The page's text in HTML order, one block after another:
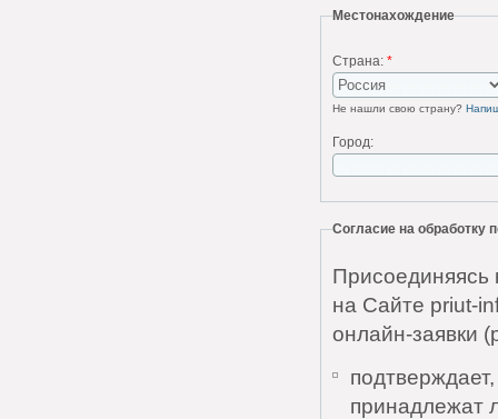
Местонахождение
Страна: *
Не нашли свою страну?
Город:
Согласие на обработку
на Сайте priut-
онлайн-заявки
принадлежат